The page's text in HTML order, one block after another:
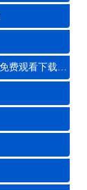
黄瓜视频APP免费观看下载安装